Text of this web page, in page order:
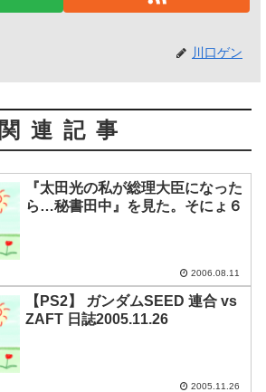
川口ゲン
関連記事
『太田光の私が総理大臣になった
ら…秘書田中』を見た。そにょ６
2006.08.11
【PS2】 ガンダムSEED 連合 vs
ZAFT 日誌2005.11.26
2005.11.26